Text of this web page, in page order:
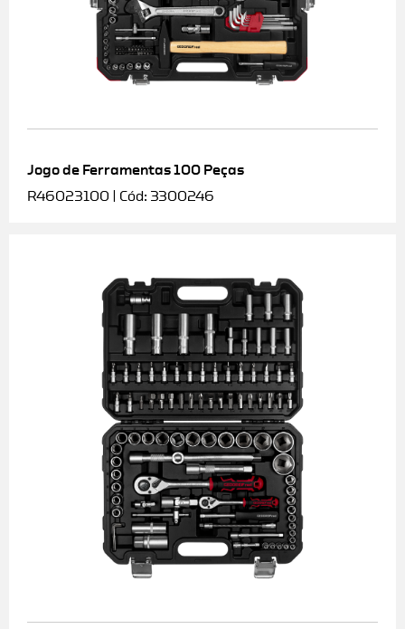
Jogo de Ferramentas 100 Peças
R46023100 | Cód: 3300246